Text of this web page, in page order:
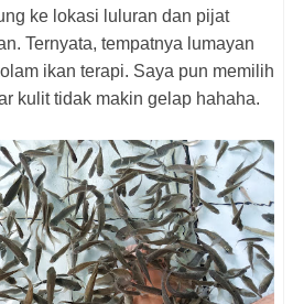
ke lokasi luluran dan pijat
Ternyata, tempatnya lumayan
ikan terapi. Saya pun memilih
kulit tidak makin gelap hahaha.